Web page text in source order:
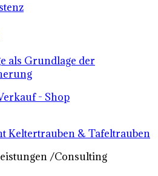
als Grundlage der
- Shop
Keltertrauben & Tafeltrauben
/Consulting